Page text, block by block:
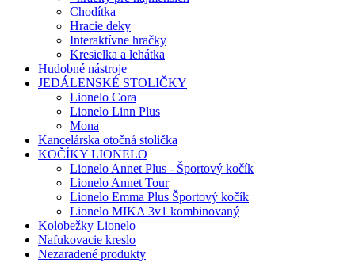
Chodítka
Hracie deky
Interaktívne hračky
Kresielka a lehátka
Hudobné nástroje
JEDÁLENSKÉ STOLIČKY
Lionelo Cora
Lionelo Linn Plus
Mona
Kancelárska otočná stolička
KOČÍKY LIONELO
Lionelo Annet Plus - Športový kočík
Lionelo Annet Tour
Lionelo Emma Plus Športový kočík
Lionelo MIKA 3v1 kombinovaný
Kolobežky Lionelo
Nafukovacie kreslo
Nezaradené produkty